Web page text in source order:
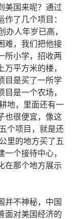
美国来呢？通过
了几个项目：
人年岁已高，
难，我们把他接
所小学，招收两
平方米的楼，
目是买了一所学
是一个农场，
地，里面还有一
也很便宜，像这
个项目，就是还
里的地方买了五
个接待中心，
在那个地方展示
并不神秘，中国
面对美国经济的